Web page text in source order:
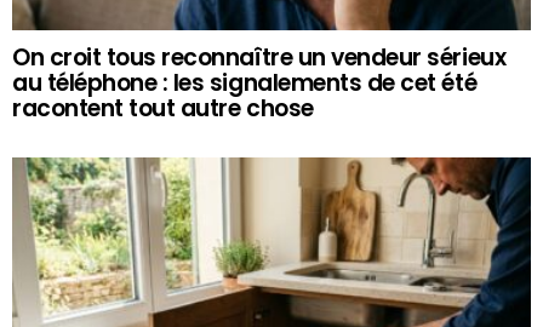
On croit tous reconnaître un vendeur sérieux
au téléphone : les signalements de cet été
racontent tout autre chose